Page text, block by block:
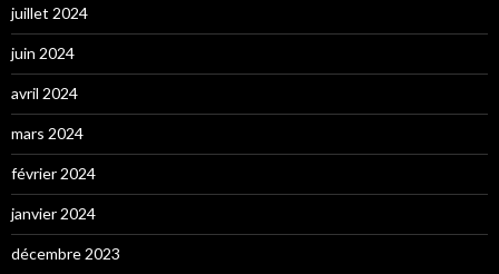
juillet 2024
juin 2024
avril 2024
mars 2024
février 2024
janvier 2024
décembre 2023